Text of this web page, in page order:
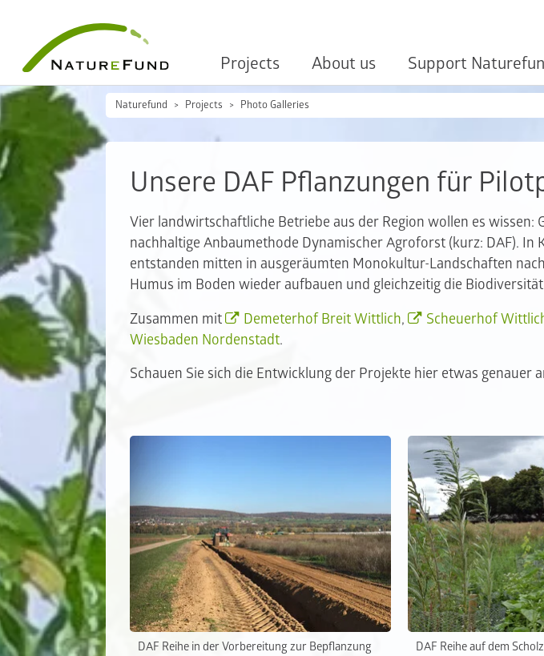
Projects About us Support
Naturefund Projects Photo Galleries
Unsere DAF Pflanzungen für
Vier landwirtschaftliche Betriebe aus der Region wollen es
nachhaltige Anbaumethode Dynamischer Agroforst (kurz: DAF).
entstanden mitten in ausgeräumten Monokultur-Landschaften
Humus im Boden wieder aufbauen und gleichzeitig die
Zusammen mit Demeterhof Breit Wittlich, Scheuerhof
Wiesbaden Nordenstadt.
Schauen Sie sich die Entwicklung der Projekte hier etwas genauer
DAF Reihe in der Vorbereitung zur Bepflanzung
DAF Reihe auf dem